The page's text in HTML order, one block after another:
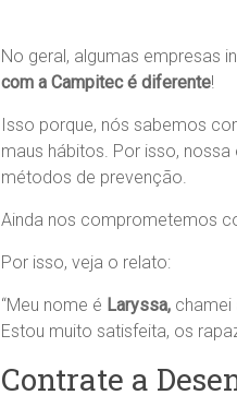
No geral, algumas empresas
com a Campitec é diferente!
Isso porque, nós sabemos
maus hábitos. Por isso,
métodos de prevenção.
Ainda nos comprometemos
Por isso, veja o relato:
“Meu nome é Laryssa, chamei
Estou muito satisfeita, os
Contrate a